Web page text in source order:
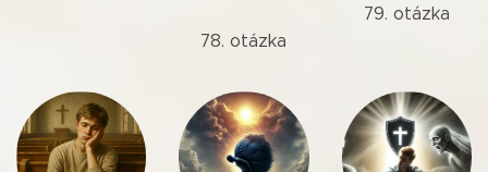
78. otázka
79. otázka